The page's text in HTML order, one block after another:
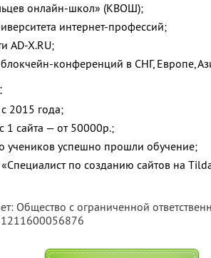
онлайн-школ» (КВОШ);
интернет-профессий;
AD-X.RU;
конференций в СНГ, Европе,
2015 года;
1 сайта — от 50000р.;
учеников успешно прошли обучение;
«Специалист по созданию сайтов на
Общество с ограниченной